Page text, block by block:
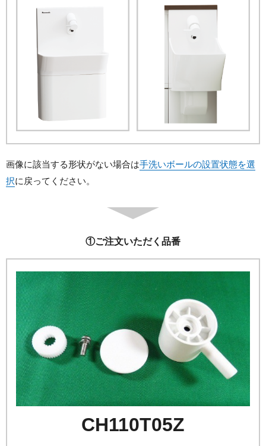
画像に該当する形状がない場合は手洗いボールの設置状態を選
択に戻ってください。
①ご注文いただく品番
CH110T05Z